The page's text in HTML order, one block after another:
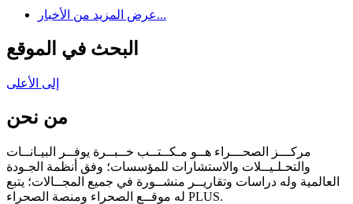
عرض المزيد من الأخبار...
البحث في الموقع
إلى الأعلى
من نحن
مركـــز الصحـــراء هــو مـكــتــب خــبــرة يوفــر البيـانــات
والتحـلـيــلات والاستشارات للمؤسسات؛ وفق أنظمة الجـودة
العالمية وله دراسات وتقاريــر منشــورة في جميع المجــالات؛ يتبع
له موقــع الصحراء ومنصة الصحراء PLUS.